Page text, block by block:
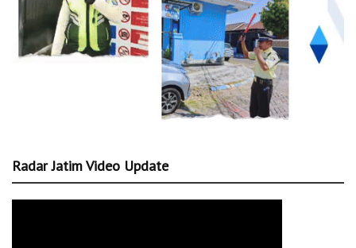
Radar Jatim Video Update